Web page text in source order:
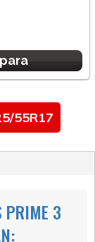
55R17
PRIME 3